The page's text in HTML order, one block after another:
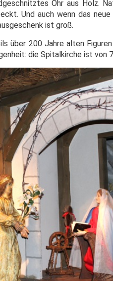
Ohr aus Holz.
Und auch wenn das
ist groß.
über 200 Jahre alten
die Spitalkirche ist von